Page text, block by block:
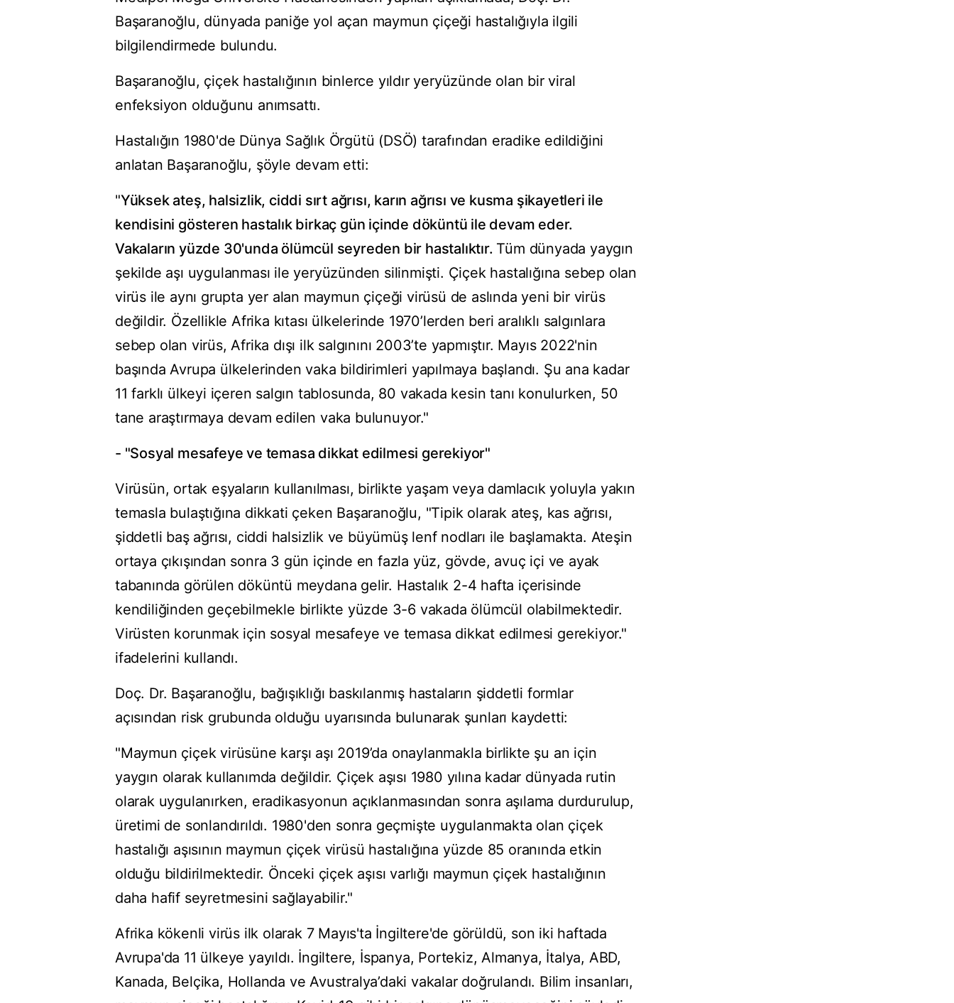
Başaranoğlu, dünyada paniğe yol açan maymun çiçeği hastalığıyla ilgili
bilgilendirmede bulundu.
Başaranoğlu, çiçek hastalığının binlerce yıldır yeryüzünde olan bir viral
enfeksiyon olduğunu anımsattı.
Hastalığın 1980'de Dünya Sağlık Örgütü (DSÖ) tarafından eradike edildiğini
anlatan Başaranoğlu, şöyle devam etti:
"Yüksek ateş, halsizlik, ciddi sırt ağrısı, karın ağrısı ve kusma şikayetleri ile
kendisini gösteren hastalık birkaç gün içinde döküntü ile devam eder.
Vakaların yüzde 30'unda ölümcül seyreden bir hastalıktır. Tüm dünyada yaygın
şekilde aşı uygulanması ile yeryüzünden silinmişti. Çiçek hastalığına sebep olan
virüs ile aynı grupta yer alan maymun çiçeği virüsü de aslında yeni bir virüs
değildir. Özellikle Afrika kıtası ülkelerinde 1970’lerden beri aralıklı salgınlara
sebep olan virüs, Afrika dışı ilk salgınını 2003’te yapmıştır. Mayıs 2022'nin
başında Avrupa ülkelerinden vaka bildirimleri yapılmaya başlandı. Şu ana kadar
11 farklı ülkeyi içeren salgın tablosunda, 80 vakada kesin tanı konulurken, 50
tane araştırmaya devam edilen vaka bulunuyor."
- "Sosyal mesafeye ve temasa dikkat edilmesi gerekiyor"
Virüsün, ortak eşyaların kullanılması, birlikte yaşam veya damlacık yoluyla yakın
temasla bulaştığına dikkati çeken Başaranoğlu, "Tipik olarak ateş, kas ağrısı,
şiddetli baş ağrısı, ciddi halsizlik ve büyümüş lenf nodları ile başlamakta. Ateşin
ortaya çıkışından sonra 3 gün içinde en fazla yüz, gövde, avuç içi ve ayak
tabanında görülen döküntü meydana gelir. Hastalık 2-4 hafta içerisinde
kendiliğinden geçebilmekle birlikte yüzde 3-6 vakada ölümcül olabilmektedir.
Virüsten korunmak için sosyal mesafeye ve temasa dikkat edilmesi gerekiyor."
ifadelerini kullandı.
Doç. Dr. Başaranoğlu, bağışıklığı baskılanmış hastaların şiddetli formlar
açısından risk grubunda olduğu uyarısında bulunarak şunları kaydetti:
"Maymun çiçek virüsüne karşı aşı 2019’da onaylanmakla birlikte şu an için
yaygın olarak kullanımda değildir. Çiçek aşısı 1980 yılına kadar dünyada rutin
olarak uygulanırken, eradikasyonun açıklanmasından sonra aşılama durdurulup,
üretimi de sonlandırıldı. 1980'den sonra geçmişte uygulanmakta olan çiçek
hastalığı aşısının maymun çiçek virüsü hastalığına yüzde 85 oranında etkin
olduğu bildirilmektedir. Önceki çiçek aşısı varlığı maymun çiçek hastalığının
daha hafif seyretmesini sağlayabilir."
Afrika kökenli virüs ilk olarak 7 Mayıs'ta İngiltere'de görüldü, son iki haftada
Avrupa'da 11 ülkeye yayıldı. İngiltere, İspanya, Portekiz, Almanya, İtalya, ABD,
Kanada, Belçika, Hollanda ve Avustralya’daki vakalar doğrulandı. Bilim insanları,